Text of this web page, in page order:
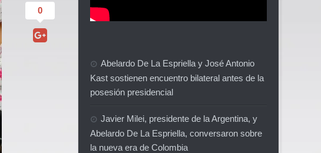
0
Abelardo De La Espriella y José Antonio
Kast sostienen encuentro bilateral antes de la
posesión presidencial
Javier Milei, presidente de la Argentina, y
Abelardo De La Espriella, conversaron sobre
la nueva era de Colombia